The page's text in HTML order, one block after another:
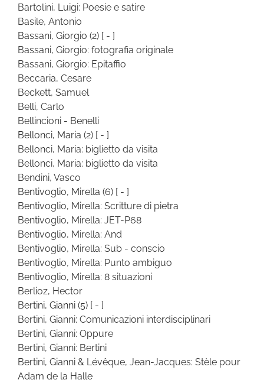
Bartolini, Luigi: Poesie e satire
Basile, Antonio
Bassani, Giorgio (2) [ - ]
Bassani, Giorgio: fotografia originale
Bassani, Giorgio: Epitaffio
Beccaria, Cesare
Beckett, Samuel
Belli, Carlo
Bellincioni - Benelli
Bellonci, Maria (2) [ - ]
Bellonci, Maria: biglietto da visita
Bellonci, Maria: biglietto da visita
Bendini, Vasco
Bentivoglio, Mirella (6) [ - ]
Bentivoglio, Mirella: Scritture di pietra
Bentivoglio, Mirella: JET-P68
Bentivoglio, Mirella: And
Bentivoglio, Mirella: Sub - conscio
Bentivoglio, Mirella: Punto ambiguo
Bentivoglio, Mirella: 8 situazioni
Berlioz, Hector
Bertini, Gianni (5) [ - ]
Bertini, Gianni: Comunicazioni interdisciplinari
Bertini, Gianni: Oppure
Bertini, Gianni: Bertini
Bertini, Gianni & Lévêque, Jean-Jacques: Stèle pour
Adam de la Halle